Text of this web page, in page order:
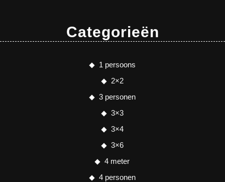
Categorieën
1 persoons
2×2
3 personen
3×3
3×4
3×6
4 meter
4 personen